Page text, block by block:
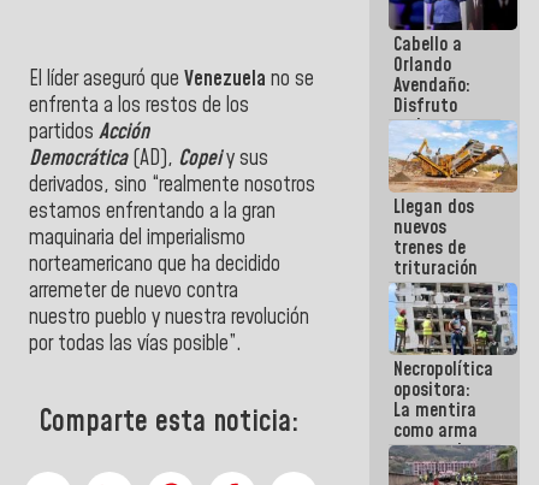
El líder aseguró que Venezuela no se
enfrenta a los restos de los
partidos Acción
Democrática(AD), Copeiy sus
derivados, sino “realmente nosotros
estamos enfrentando a la gran
maquinaria del imperialismo
norteamericano que ha decidido
arremeter de nuevo contra
nuestro pueblo y nuestra revolución
por todas las vías posible”.
Comparte esta noticia:
Cabello a
Orlando
Avendaño:
Disfruto
cada vez
que escribes
porque lo
que haces
es
embarrarla
Llegan dos
nuevos
trenes de
trituración
para
optimizar
manejo de
escombros
en La Guaira
Necropolítica
opositora:
La mentira
como arma
contra el
Pueblo